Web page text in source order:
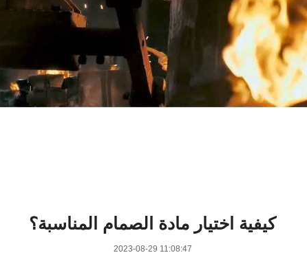
كيفية اختيار مادة الصمام المناسبة؟
2023-08-29 11:08:47